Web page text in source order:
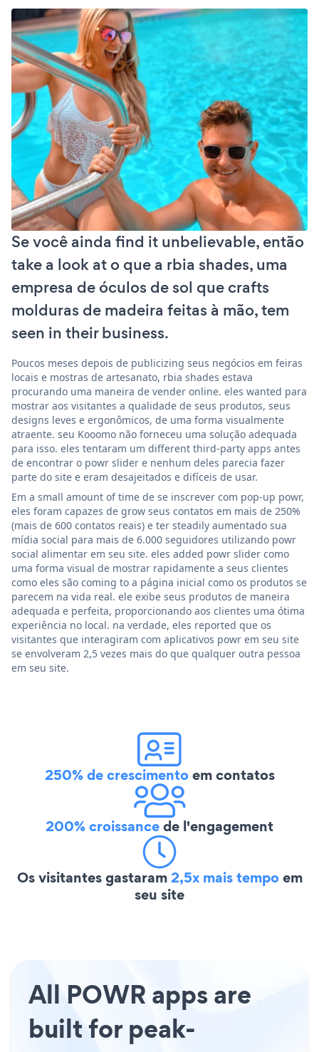
Se você ainda find it unbelievable, então
take a look at o que a rbia shades, uma
empresa de óculos de sol que crafts
molduras de madeira feitas à mão, tem
seen in their business.
Poucos meses depois de publicizing seus negócios em feiras
locais e mostras de artesanato, rbia shades estava
procurando uma maneira de vender online. eles wanted para
mostrar aos visitantes a qualidade de seus produtos, seus
designs leves e ergonômicos, de uma forma visualmente
atraente. seu Kooomo não forneceu uma solução adequada
para isso. eles tentaram um different third-party apps antes
de encontrar o powr slider e nenhum deles parecia fazer
parte do site e eram desajeitados e difíceis de usar.
Em a small amount of time de se inscrever com pop-up powr,
eles foram capazes de grow seus contatos em mais de 250%
(mais de 600 contatos reais) e ter steadily aumentado sua
mídia social para mais de 6.000 seguidores utilizando powr
social alimentar em seu site. eles added powr slider como
uma forma visual de mostrar rapidamente a seus clientes
como eles são coming to a página inicial como os produtos se
parecem na vida real. ele exibe seus produtos de maneira
adequada e perfeita, proporcionando aos clientes uma ótima
experiência no local. na verdade, eles reported que os
visitantes que interagiram com aplicativos powr em seu site
se envolveram 2,5 vezes mais do que qualquer outra pessoa
em seu site.
250% de crescimentoem contatos
200% croissancede l'engagement
Os visitantes gastaram2,5x mais tempoem
seu site
All POWR apps are
built for peak-